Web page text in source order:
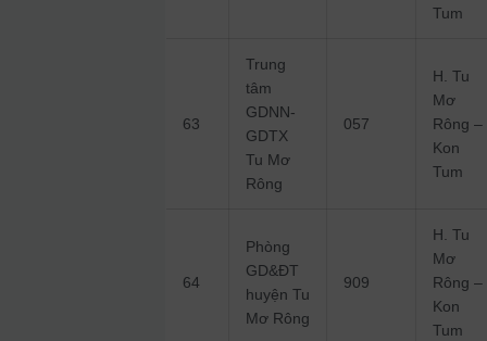
Tum
63
Trung
tâm
GDNN-
GDTX
Tu Mơ
Rông
057
H. Tu
Mơ
Rông –
Kon
Tum
64
Phòng
GD&ĐT
huyện Tu
Mơ Rông
909
H. Tu
Mơ
Rông –
Kon
Tum